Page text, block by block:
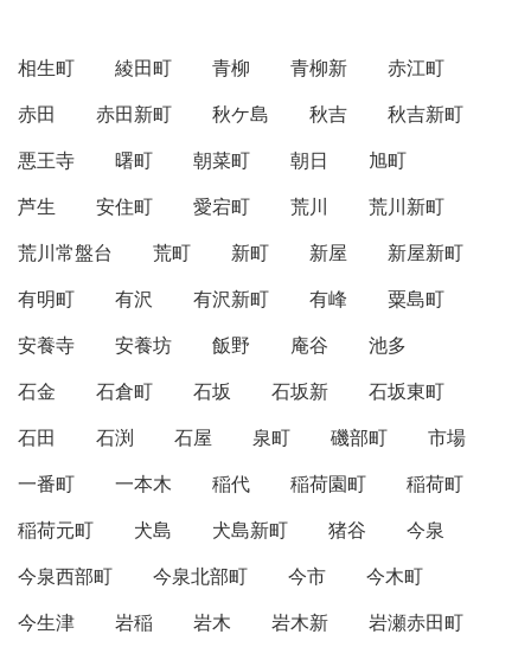
相生町 綾田町 青柳 青柳新
赤江町
赤田
赤田新町 秋ケ島 秋吉
秋吉新町
悪王寺
曙町 朝菜町 朝日
旭町
芦生
安住町 愛宕町 荒川
荒川新町
荒川常盤台
荒町 新町 新屋
新屋新町
有明町
有沢 有沢新町 有峰
粟島町
安養寺
安養坊 飯野 庵谷
池多
石金
石倉町 石坂 石坂新
石坂東町
石田
石渕 石屋 泉町 磯部町
市場
一番町
一本木 稲代 稲荷園町
稲荷町
稲荷元町
犬島 犬島新町 猪谷
今泉
今泉西部町
今泉北部町 今市
今木町
今生津
岩稲 岩木 岩木新
岩瀬赤田町